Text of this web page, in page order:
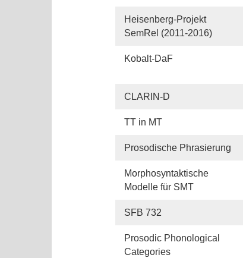
Heisenberg-Projekt
SemRel (2011-2016)
Kobalt-DaF
CLARIN-D
TT in MT
Prosodische Phrasierung
Morphosyntaktische
Modelle für SMT
SFB 732
Prosodic Phonological
Categories